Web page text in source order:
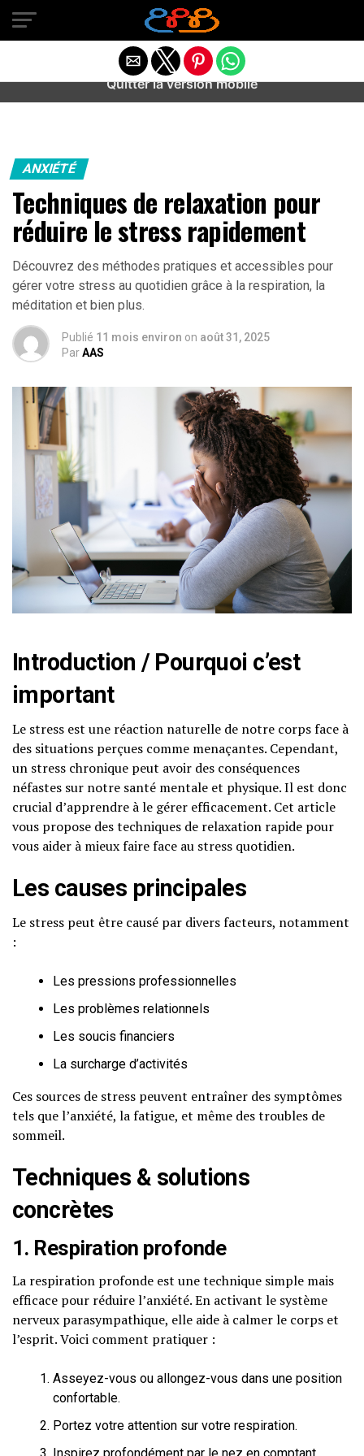
Warning
: preg_match(): Unknown modifier '/' in
/home/u589487443/domains/aideanxietestress.fr/
content/plugins/idev-post-views/includes/class-bots.php
ANXIÉTÉ
Techniques de relaxation pour
réduire le stress rapidement
Découvrez des méthodes pratiques et accessibles pour
gérer votre stress au quotidien grâce à la respiration, la
méditation et bien plus.
Publié 11 mois environ on août 31, 2025
ParAAS
Introduction / Pourquoi c’est
important
Le stress est une réaction naturelle de notre corps face à
des situations perçues comme menaçantes. Cependant,
un stress chronique peut avoir des conséquences
néfastes sur notre santé mentale et physique. Il est donc
crucial d’apprendre à le gérer efficacement. Cet article
vous propose des techniques de relaxation rapide pour
vous aider à mieux faire face au stress quotidien.
Les causes principales
Le stress peut être causé par divers facteurs, notamment
:
Les pressions professionnelles
Les problèmes relationnels
Les soucis financiers
La surcharge d’activités
Ces sources de stress peuvent entraîner des symptômes
tels que l’anxiété, la fatigue, et même des troubles de
sommeil.
Techniques & solutions
concrètes
1. Respiration profonde
La respiration profonde est une technique simple mais
efficace pour réduire l’anxiété. En activant le système
nerveux parasympathique, elle aide à calmer le corps et
l’esprit. Voici comment pratiquer :
Asseyez-vous ou allongez-vous dans une position
confortable.
Portez votre attention sur votre respiration.
Inspirez profondément par le nez en comptant
Quitter la version mobile